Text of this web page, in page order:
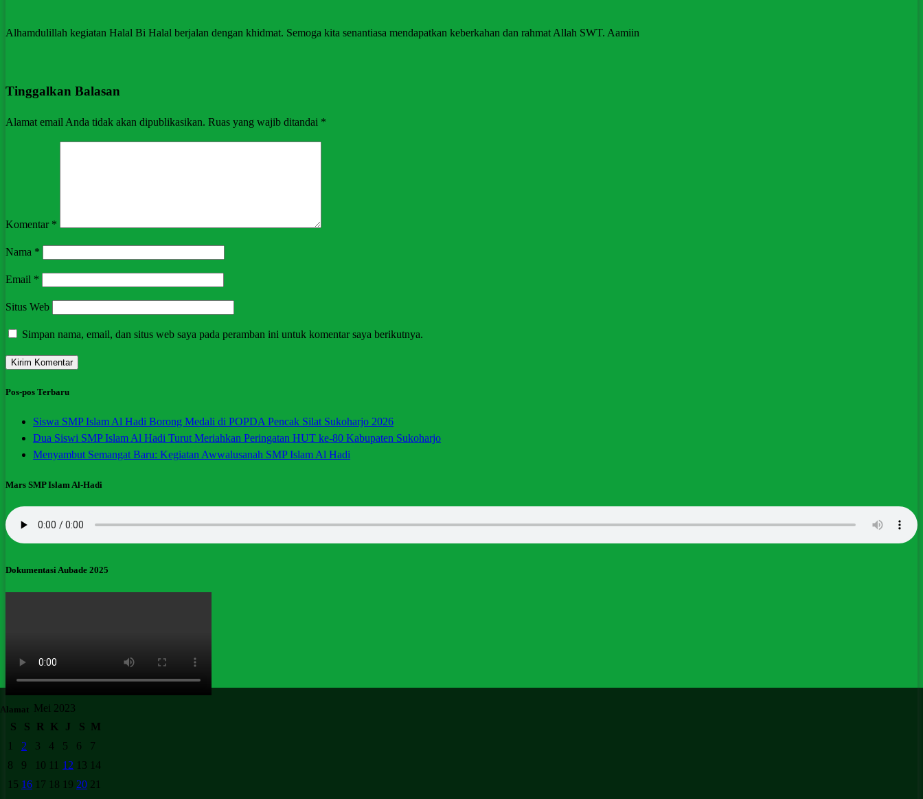
Alhamdulillah kegiatan Halal Bi Halal berjalan dengan khidmat. Semoga kita senantiasa mendapatkan keberkahan dan rahmat Allah SWT. Aamiin
Tinggalkan Balasan
Alamat email Anda tidak akan dipublikasikan. Ruas yang wajib ditandai *
Komentar *
Nama *
Email *
Situs Web
Simpan nama, email, dan situs web saya pada peramban ini untuk komentar saya berikutnya.
Pos-pos Terbaru
Siswa SMP Islam Al Hadi Borong Medali di POPDA Pencak Silat Sukoharjo 2026
Dua Siswi SMP Islam Al Hadi Turut Meriahkan Peringatan HUT ke-80 Kabupaten Sukoharjo
Menyambut Semangat Baru: Kegiatan Awwalusanah SMP Islam Al Hadi
Mars SMP Islam Al-Hadi
Dokumentasi Aubade 2025
Mei 2023
S
S R K J S M
1
2 3 4 5 6
7
8
9 10 11 12 13 14
15 16 17 18 19 20 21
Alamat